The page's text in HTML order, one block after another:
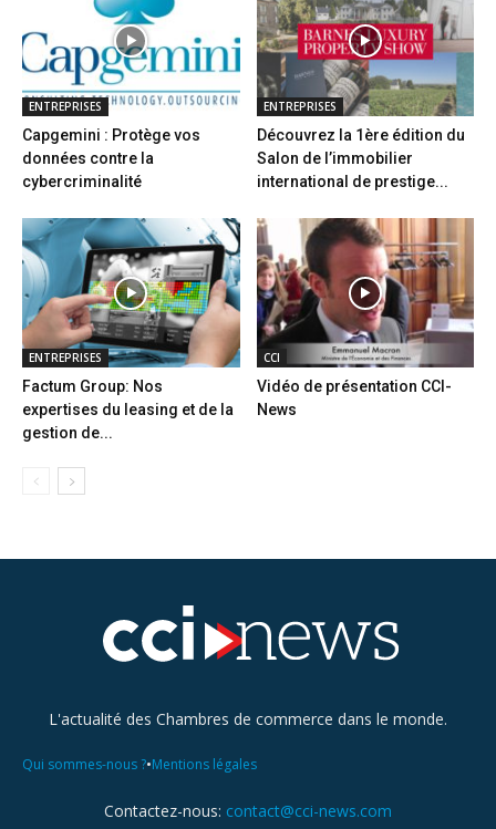
ENTREPRISES
Capgemini : Protège vos
données contre la
cybercriminalité
ENTREPRISES
Découvrez la 1ère édition du
Salon de l’immobilier
international de prestige...
ENTREPRISES
Factum Group: Nos
expertises du leasing et de la
gestion de...
CCI
Vidéo de présentation CCI-
News
L'actualité des Chambres de commerce dans le monde.
Qui sommes-nous ?•Mentions légales
Contactez-nous: contact@cci-news.com